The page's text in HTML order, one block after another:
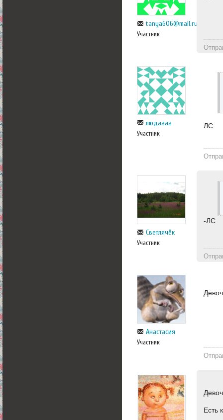
tanya606@mail.ru
Участник
людаааа
Участник
ЛС
Светлячёк
Участник
-ЛС
Анастасия
Участник
Есть